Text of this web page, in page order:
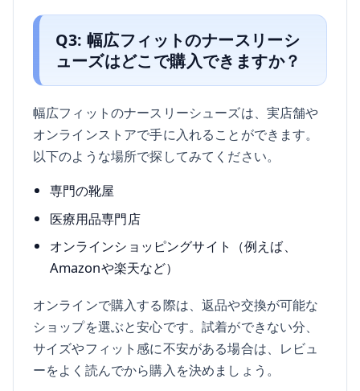
Q3: 幅広フィットのナースリーシ
ューズはどこで購入できますか？
幅広フィットのナースリーシューズは、実店舗や
オンラインストアで手に入れることができます。
以下のような場所で探してみてください。
専門の靴屋
医療用品専門店
オンラインショッピングサイト（例えば、
Amazonや楽天など）
オンラインで購入する際は、返品や交換が可能な
ショップを選ぶと安心です。試着ができない分、
サイズやフィット感に不安がある場合は、レビュ
ーをよく読んでから購入を決めましょう。